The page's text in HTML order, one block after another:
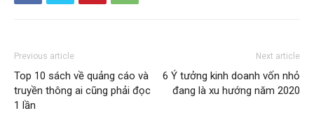
Previous article
Top 10 sách về quảng cáo và
truyền thông ai cũng phải đọc
1 lần
Next article
6 Ý tưởng kinh doanh vốn nhỏ
đang là xu hướng năm 2020